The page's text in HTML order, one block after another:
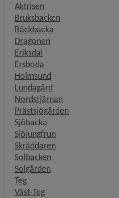
Aktrisen
Bruksbacken
Bäckbacka
Dragonen
Eriksdal
Ersboda
Holmsund
Lundagård
Nordstjärnan
Prästsjögården
Sjöbacka
Sjöjungfrun
Skräddaren
Solbacken
Solgården
Teg
Väst-Teg